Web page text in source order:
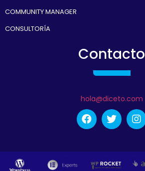
COMMUNITY MANAGER
CONSULTORÍA
Contacto
hola@diceto.com